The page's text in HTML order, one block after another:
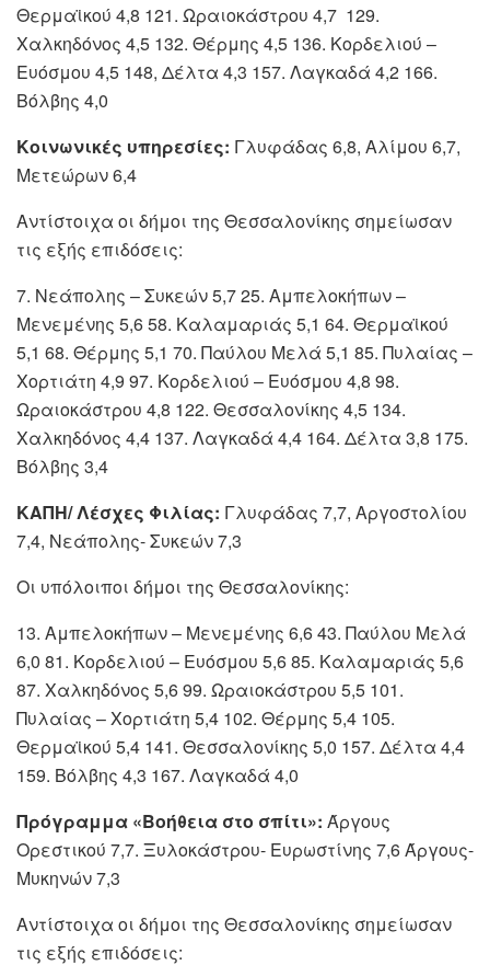
Θερμαϊκού 4,8 121. Ωραιοκάστρου 4,7 129.
Χαλκηδόνος 4,5 132. Θέρμης 4,5 136. Κορδελιού –
Ευόσμου 4,5 148, Δέλτα 4,3 157. Λαγκαδά 4,2 166.
Βόλβης 4,0
Κοινωνικές υπηρεσίες: Γλυφάδας 6,8, Αλίμου 6,7,
Μετεώρων 6,4
Αντίστοιχα οι δήμοι της Θεσσαλονίκης σημείωσαν
τις εξής επιδόσεις:
7. Νεάπολης – Συκεών 5,7 25. Αμπελοκήπων –
Μενεμένης 5,6 58. Καλαμαριάς 5,1 64. Θερμαϊκού
5,1 68. Θέρμης 5,1 70. Παύλου Μελά 5,1 85. Πυλαίας –
Χορτιάτη 4,9 97. Κορδελιού – Ευόσμου 4,8 98.
Ωραιοκάστρου 4,8 122. Θεσσαλονίκης 4,5 134.
Χαλκηδόνος 4,4 137. Λαγκαδά 4,4 164. Δέλτα 3,8 175.
Βόλβης 3,4
ΚΑΠΗ/ Λέσχες Φιλίας: Γλυφάδας 7,7, Αργοστολίου
7,4, Νεάπολης- Συκεών 7,3
Οι υπόλοιποι δήμοι της Θεσσαλονίκης:
13. Αμπελοκήπων – Μενεμένης 6,6 43. Παύλου Μελά
6,0 81. Κορδελιού – Ευόσμου 5,6 85. Καλαμαριάς 5,6
87. Χαλκηδόνος 5,6 99. Ωραιοκάστρου 5,5 101.
Πυλαίας – Χορτιάτη 5,4 102. Θέρμης 5,4 105.
Θερμαϊκού 5,4 141. Θεσσαλονίκης 5,0 157. Δέλτα 4,4
159. Βόλβης 4,3 167. Λαγκαδά 4,0
Πρόγραμμα «Βοήθεια στο σπίτι»: Άργους
Ορεστικού 7,7. Ξυλοκάστρου- Ευρωστίνης 7,6 Άργους-
Μυκηνών 7,3
Αντίστοιχα οι δήμοι της Θεσσαλονίκης σημείωσαν
τις εξής επιδόσεις: